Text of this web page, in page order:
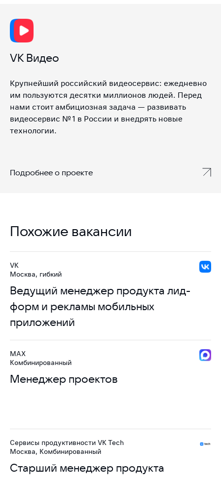
VK Видео
Крупнейший российский видеосервис: ежедневно
им пользуются десятки миллионов людей. Перед
нами стоит амбициозная задача — развивать
видеосервис № 1 в России и внедрять новые
технологии.
Подробнее о проекте
Похожие вакансии
Ведущий менеджер продукта лид-
форм и рекламы мобильных
приложений
VK
Москва, гибкий
Менеджер проектов
MAX
Комбинированный
Старший менеджер продукта
Сервисы продуктивности VK Tech
Москва, Комбинированный